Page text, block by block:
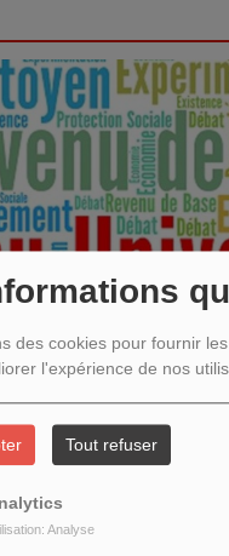
des cookies pour fournir
l'expérience de nos
Tout refuser
Analyse
du Revenu Universel,
à l’Université